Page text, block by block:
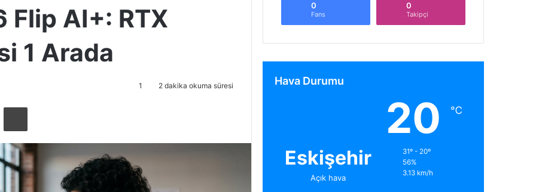
Flip AI+: RTX
1 Arada
1 2 dakika okuma süresi
0
Fans
0
Takipçi
Hava Durumu
Eskişehir
Açık hava
20 ℃
31º - 20º
56%
3.13 km/h